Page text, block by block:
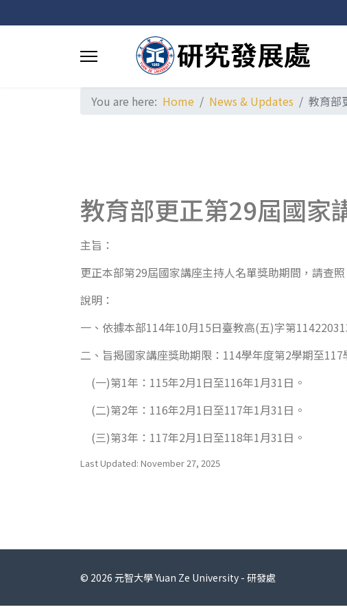
You are here: Home News & Updates 教育部
教育部更正第29屆國家
主旨：
更正本部第29屆國家講座主持人名單獎助期間，請查照
說明：
一、依據本部114年10月15日臺教高(五)字第
二、旨揭國家講座獎助期限：114學年度第2學期至
(一)第1年：115年2月1日至116年1月31日。
(二)第2年：116年2月1日至117年1月31日。
(三)第3年：117年2月1日至118年1月31日。
Last Updated: November 27, 2025
© 2026 元智大學 Yuan Ze University - 研發處